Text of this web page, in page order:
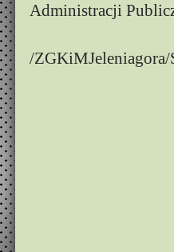
Administracji
/ZGKiMJeleniagora/